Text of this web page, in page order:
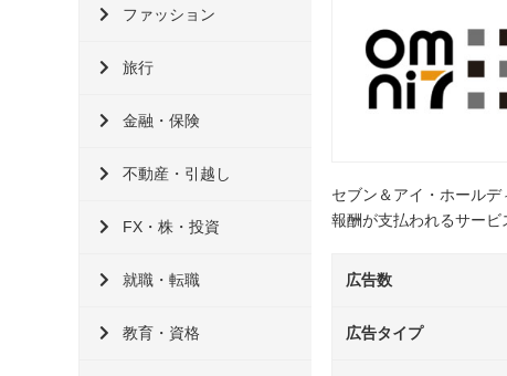
ファッション
旅行
金融・保険
不動産・引越し
FX・株・投資
就職・転職
教育・資格
セブン＆アイ・ホール
報酬が支払われるサービ
広告数
広告タイプ